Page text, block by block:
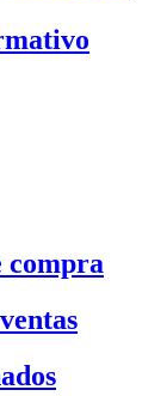
compra